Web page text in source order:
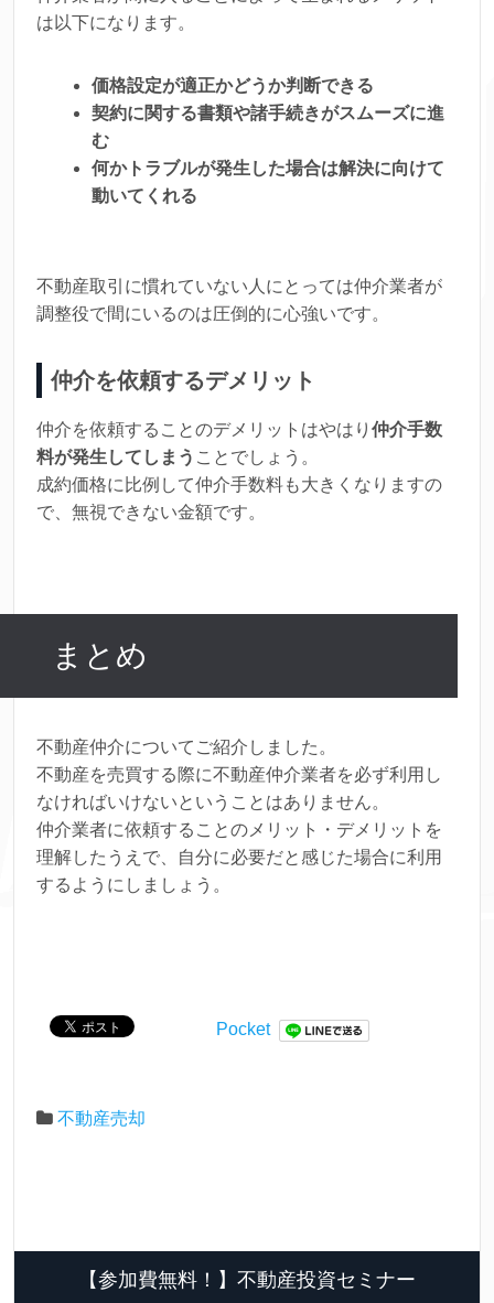
は以下になります。
価格設定が適正かどうか判断できる
契約に関する書類や諸手続きがスムーズに進
む
何かトラブルが発生した場合は解決に向けて
動いてくれる
不動産取引に慣れていない人にとっては仲介業者が
調整役で間にいるのは圧倒的に心強いです。
仲介を依頼するデメリット
仲介を依頼することのデメリットはやはり 仲介手数
料が発生してしまう ことでしょう。
成約価格に比例して仲介手数料も大きくなりますの
で、無視できない金額です。
まとめ
不動産仲介についてご紹介しました。
不動産を売買する際に不動産仲介業者を必ず利用し
なければいけないということはありません。
仲介業者に依頼することのメリット・デメリットを
理解したうえで、自分に必要だと感じた場合に利用
するようにしましょう。
Pocket
不動産売却
【参加費無料！】不動産投資セミナー